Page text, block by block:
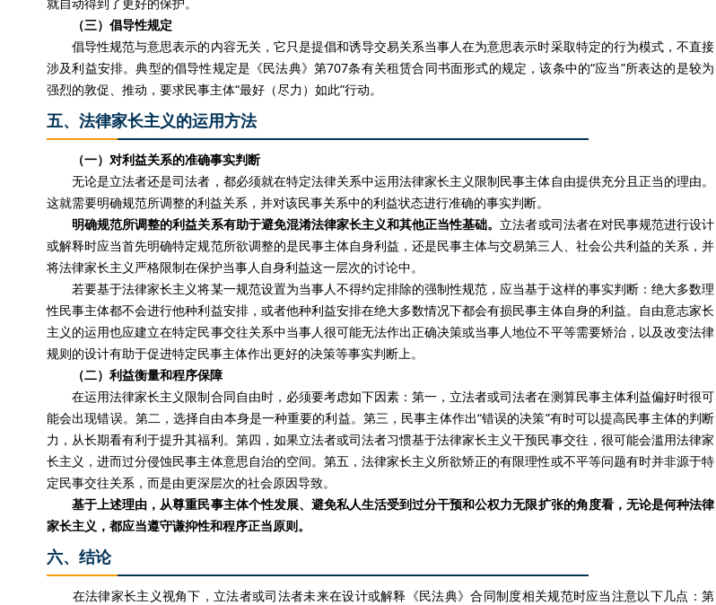
（三）倡导性规定
倡导性规范与意思表示的内容无关，它只是提倡和诱导交易关系当事人在为意思表示时采取特定的行为模式，不直接
涉及利益安排。典型的倡导性规定是《民法典》第707条有关租赁合同书面形式的规定，该条中的“应当”所表达的是较为
强烈的敦促、推动，要求民事主体“最好（尽力）如此”行动。
五、法律家长主义的运用方法
（一）对利益关系的准确事实判断
无论是立法者还是司法者，都必须就在特定法律关系中运用法律家长主义限制民事主体自由提供充分且正当的理由。
这就需要明确规范所调整的利益关系，并对该民事关系中的利益状态进行准确的事实判断。
明确规范所调整的利益关系有助于避免混淆法律家长主义和其他正当性基础。 立法者或司法者在对民事规范进行设计
或解释时应当首先明确特定规范所欲调整的是民事主体自身利益，还是民事主体与交易第三人、社会公共利益的关系，并
将法律家长主义严格限制在保护当事人自身利益这一层次的讨论中。
若要基于法律家长主义将某一规范设置为当事人不得约定排除的强制性规范，应当基于这样的事实判断：绝大多数理
性民事主体都不会进行他种利益安排，或者他种利益安排在绝大多数情况下都会有损民事主体自身的利益。自由意志家长
主义的运用也应建立在特定民事交往关系中当事人很可能无法作出正确决策或当事人地位不平等需要矫治，以及改变法律
规则的设计有助于促进特定民事主体作出更好的决策等事实判断上。
（二）利益衡量和程序保障
在运用法律家长主义限制合同自由时，必须要考虑如下因素：第一，立法者或司法者在测算民事主体利益偏好时很可
能会出现错误。第二，选择自由本身是一种重要的利益。第三，民事主体作出“错误的决策”有时可以提高民事主体的判断
力，从长期看有利于提升其福利。第四，如果立法者或司法者习惯基于法律家长主义干预民事交往，很可能会滥用法律家
长主义，进而过分侵蚀民事主体意思自治的空间。第五，法律家长主义所欲矫正的有限理性或不平等问题有时并非源于特
定民事交往关系，而是由更深层次的社会原因导致。
基于上述理由，从尊重民事主体个性发展、避免私人生活受到过分干预和公权力无限扩张的角度看，无论是何种法律
家长主义，都应当遵守谦抑性和程序正当原则。
六、结论
在法律家长主义视角下，立法者或司法者未来在设计或解释《民法典》合同制度相关规范时应当注意以下几点：第